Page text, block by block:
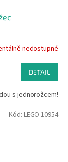
nedostupné
DETAIL
s jednorožcem!
Kód: LEGO 10954